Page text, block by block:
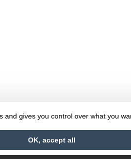
and gives you control over what you
OK, accept all